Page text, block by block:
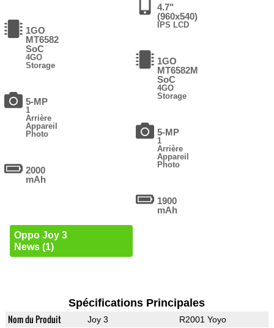
1GO
MT6582
SoC
4GO
Storage
5-MP
1
Arrière
Appareil
Photo
2000
mAh
Oppo Joy 3
News (1)
4.7"
(960x540)
IPS LCD
1GO
MT6582M
SoC
4GO
Storage
5-MP
1
Arrière
Appareil
Photo
1900
mAh
Spécifications Principales
Nom du Produit Joy 3 R2001 Yoyo